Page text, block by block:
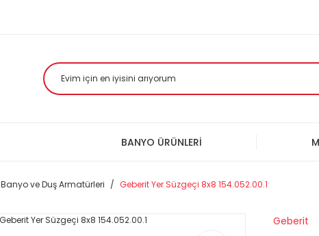
BANYO ÜRÜNLERİ
Banyo ve Duş Armatürleri Geberit Yer Süzgeçi 8x8 154.052.00.1
Geberit